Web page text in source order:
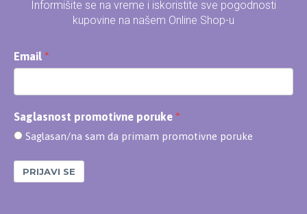
Informišite se na vreme i iskoristite sve pogodnosti
kupovine na našem Online Shop-u
Email
Saglasnost promotivne poruke
Saglasan/na sam da primam promotivne poruke
PRIJAVI SE